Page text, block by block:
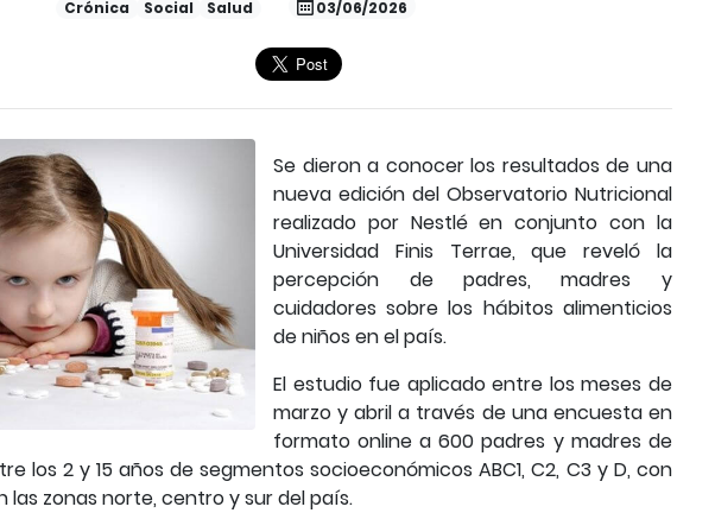
Crónica Social Salud 03/06/2026
Se dieron a conocer los resultados de una
nueva edición del Observatorio Nutricional
realizado por Nestlé en conjunto con la
Universidad Finis Terrae, que reveló la
percepción de padres, madres y
cuidadores sobre los hábitos alimenticios
de niños en el país.
El estudio fue aplicado entre los meses de
marzo y abril a través de una encuesta en
formato online a 600 padres y madres de
los 2 y 15 años de segmentos socioeconómicos ABC1, C2, C3 y D, con
zonas norte, centro y sur del país.